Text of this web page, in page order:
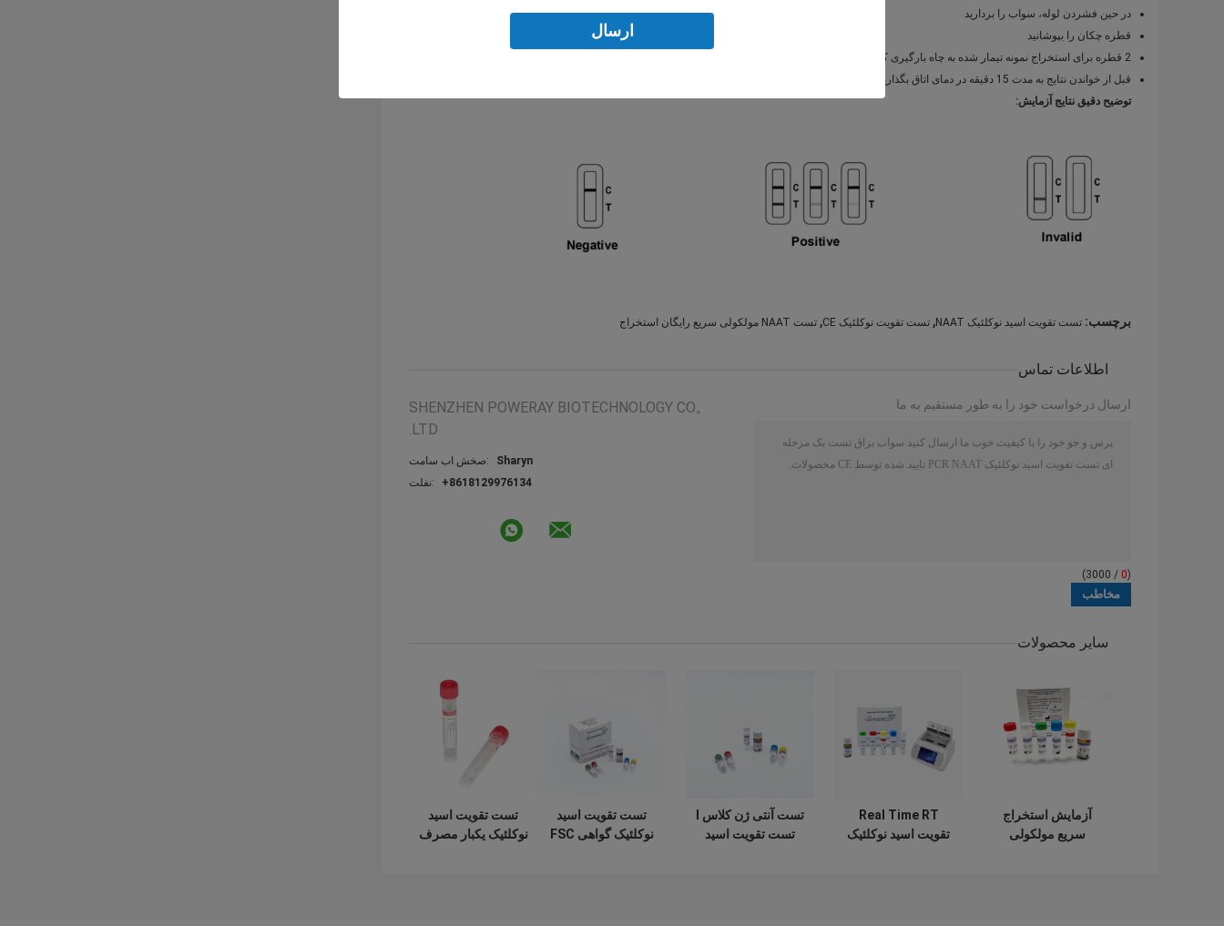
ارسال
در حین فشردن لوله، سواب را بردارید
قطره چکان را بپوشانید
2 قطره برای استخراج نمونه تیمار شده به چاه بارگیری کارت آزمایش اضافه کنید و سپس تایمر را شروع کنید
قبل از خواندن نتایج به مدت 15 دقیقه در دمای اتاق بگذارید. نتیجه بعد از 20 دقیقه نامعتبر خواهد بود.
توضیح دقیق نتایج آزمایش:
برچسب: تست تقویت اسید نوکلئیک NAAT , تست تقویت نوکلئیک CE , تست NAAT مولکولی سریع رایگان استخراج
اطلاعات تماس
SHENZHEN POWERAY BIOTECHNOLOGY CO.,
LTD.
تماس با شخص:
Sharyn
تلفن:
+8618129976134
ارسال درخواست خود را به طور مستقیم به ما
(
0
/ 3000)
سایر محصولات
آزمایش استخراج
سریع مولکولی
Real Time RT
تقویت اسید نوکلئیک
تست تقویت اسید
تست تقویت اسید
نوکلئیک گواهی FSC
تست تقویت اسید
نوکلئیک یکبار مصرف